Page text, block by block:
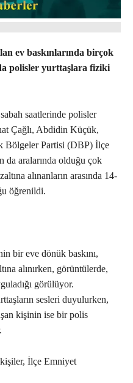
ev baskınlarında birçok
polisler yurttaşlara fiziki
saatlerinde polisler
Çağlı, Abdidin Küçük,
Bölgeler Partisi (DBP) İlçe
da aralarında olduğu çok
alınanların arasında 14-
öğrenildi.
bir eve dönük baskını,
alınırken, görüntülerde,
görülüyor.
sesleri duyulurken,
kişinin ise bir polis
İlçe Emniyet